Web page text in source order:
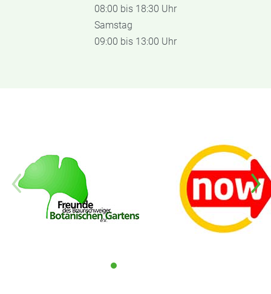
08:00 bis 18:30 Uhr
Samstag
09:00 bis 13:00 Uhr